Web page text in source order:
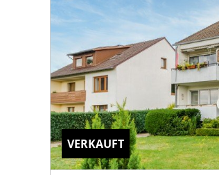
VERKAUFT